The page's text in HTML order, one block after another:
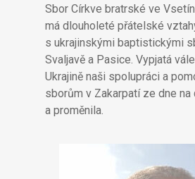
Sbor Církve bratrské ve
má dlouholeté přátelské
s ukrajinskými baptistickými
Svaljavě a Pasice. Vypjatá
Ukrajině naši spolupráci a
sborům v Zakarpatí ze dne
a proměnila.